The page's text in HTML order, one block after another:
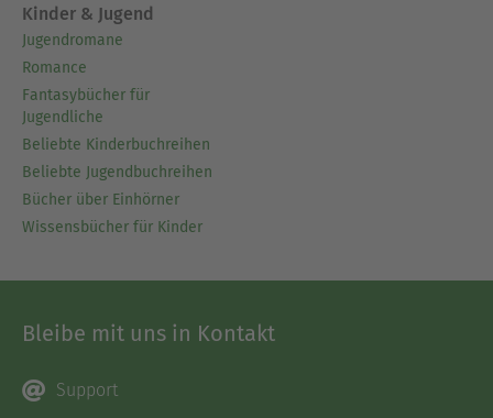
Kinder & Jugend
Jugendromane
Romance
Fantasybücher für
Jugendliche
Beliebte Kinderbuchreihen
Beliebte Jugendbuchreihen
Bücher über Einhörner
Wissensbücher für Kinder
Bleibe mit uns in Kontakt
Support